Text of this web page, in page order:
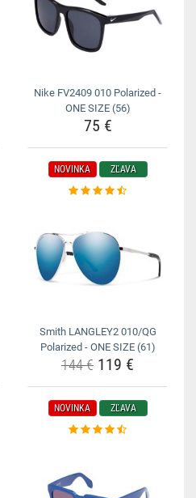
Nike FV2409 010 Polarized -
ONE SIZE (56)
75 €
NOVINKA ZĽAVA
Smith LANGLEY2 010/QG
Polarized - ONE SIZE (61)
144 € 119 €
NOVINKA ZĽAVA